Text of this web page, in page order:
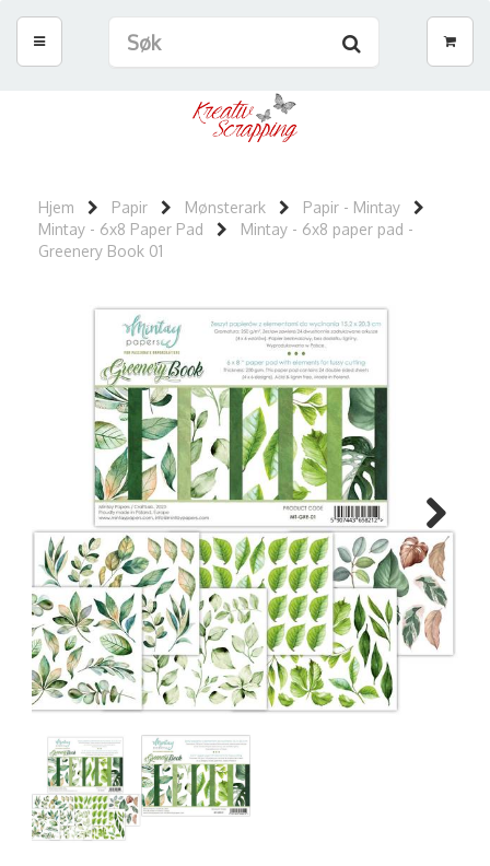
Hjem Papir Mønsterark
Papir - Mintay
Mintay - 6x8 Paper Pad
Mintay - 6x8 paper pad -
Greenery Book 01
Next